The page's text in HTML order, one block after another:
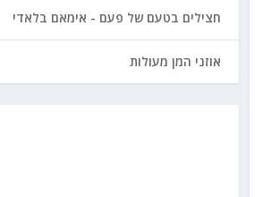
חצילים בטעם של פעם - אימאם בלאדי
אוזני המן מעולות